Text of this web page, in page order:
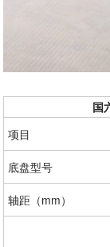
国
项目
底盘型号
轴距（mm）